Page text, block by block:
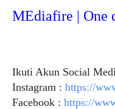
MEdiafire | One
Ikuti Akun Social
Instagram : https://
Facebook : https://